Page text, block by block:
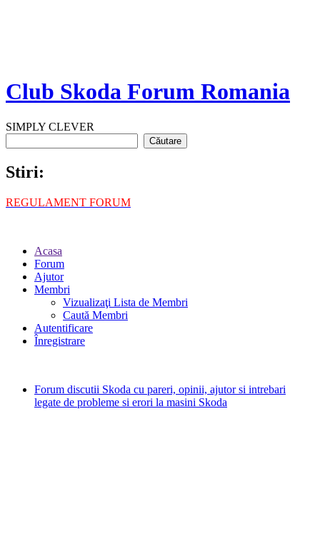
Club Skoda Forum Romania
SIMPLY CLEVER
Stiri:
REGULAMENT FORUM
Acasa
Forum
Ajutor
Membri
Vizualizaţi Lista de Membri
Caută Membri
Autentificare
Înregistrare
Forum discutii Skoda cu pareri, opinii, ajutor si intrebari
legate de probleme si erori la masini Skoda